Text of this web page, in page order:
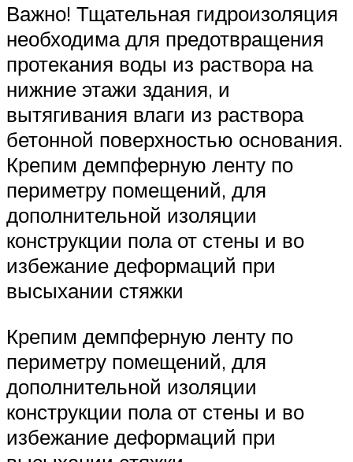
Важно! Тщательная гидроизоляция
необходима для предотвращения
протекания воды из раствора на
нижние этажи здания, и
вытягивания влаги из раствора
бетонной поверхностью основания.
Крепим демпферную ленту по
периметру помещений, для
дополнительной изоляции
конструкции пола от стены и во
избежание деформаций при
высыхании стяжки
Крепим демпферную ленту по
периметру помещений, для
дополнительной изоляции
конструкции пола от стены и во
избежание деформаций при